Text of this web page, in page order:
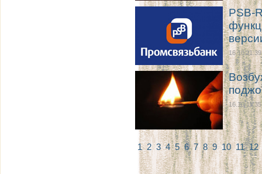
PSB-
16.10 11:39
16.10 11:35
123456789101112